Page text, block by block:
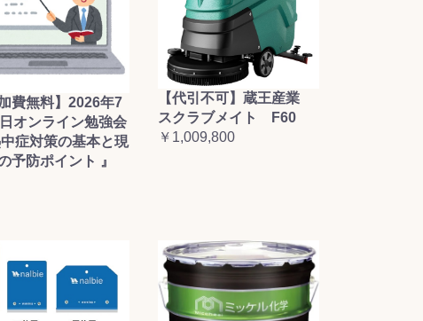
加費無料】2026年7
オンライン勉強会
中症対策の基本と現
予防ポイント 』
【代引不可】蔵王産業
スクラブメイト F60
￥1,009,800